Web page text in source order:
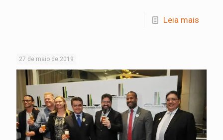
Leia mais
27 de maio de 2019